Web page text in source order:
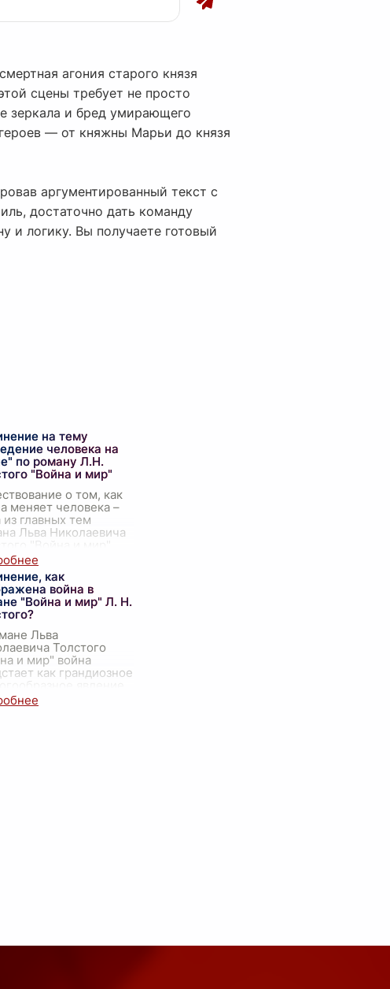
агония старого князя
сцены требует не просто
зеркала и бред умирающего
— от княжны Марьи до князя
аргументированный текст с
достаточно дать команду
и логику. Вы получаете готовый
на тему
человека на
по роману Л.Н.
"Война и мир"
о том, как
меняет человека –
из главных тем
Льва Николаевича
многими
персонажи
проходят через
как
война в
"Война и мир" Л. Н.
Льва
Толстого
и мир" война
как грандиозное
не только
судьбы людей,